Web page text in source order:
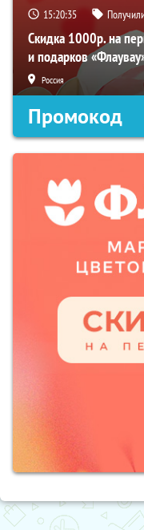
15:20:33
Скидка 1000р. на
и подарков
Россия
Промокод